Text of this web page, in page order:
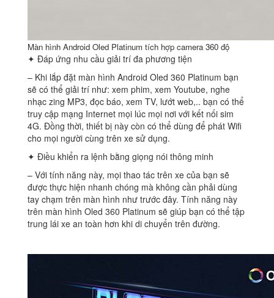
Màn hình Android Oled Platinum tích hợp camera 360 độ
✦ Đáp ứng nhu cầu giải trí đa phương tiện
– Khi lắp đặt màn hình Android Oled 360 Platinum bạn
sẽ có thể giải trí như: xem phim, xem Youtube, nghe
nhạc zing MP3, đọc báo, xem TV, lướt web,.. bạn có thể
truy cập mạng Internet mọi lúc mọi nơi với kết nối sim
4G. Đồng thời, thiết bị này còn có thể dùng để phát Wifi
cho mọi người cùng trên xe sử dụng.
✦ Điều khiển ra lệnh bằng giọng nói thông minh
– Với tính năng này, mọi thao tác trên xe của bạn sẽ
được thực hiện nhanh chóng mà không cần phải dùng
tay chạm trên màn hình như trước đây. Tính năng này
trên màn hình Oled 360 Platinum sẽ giúp bạn có thể tập
trung lái xe an toàn hơn khi di chuyển trên đường.